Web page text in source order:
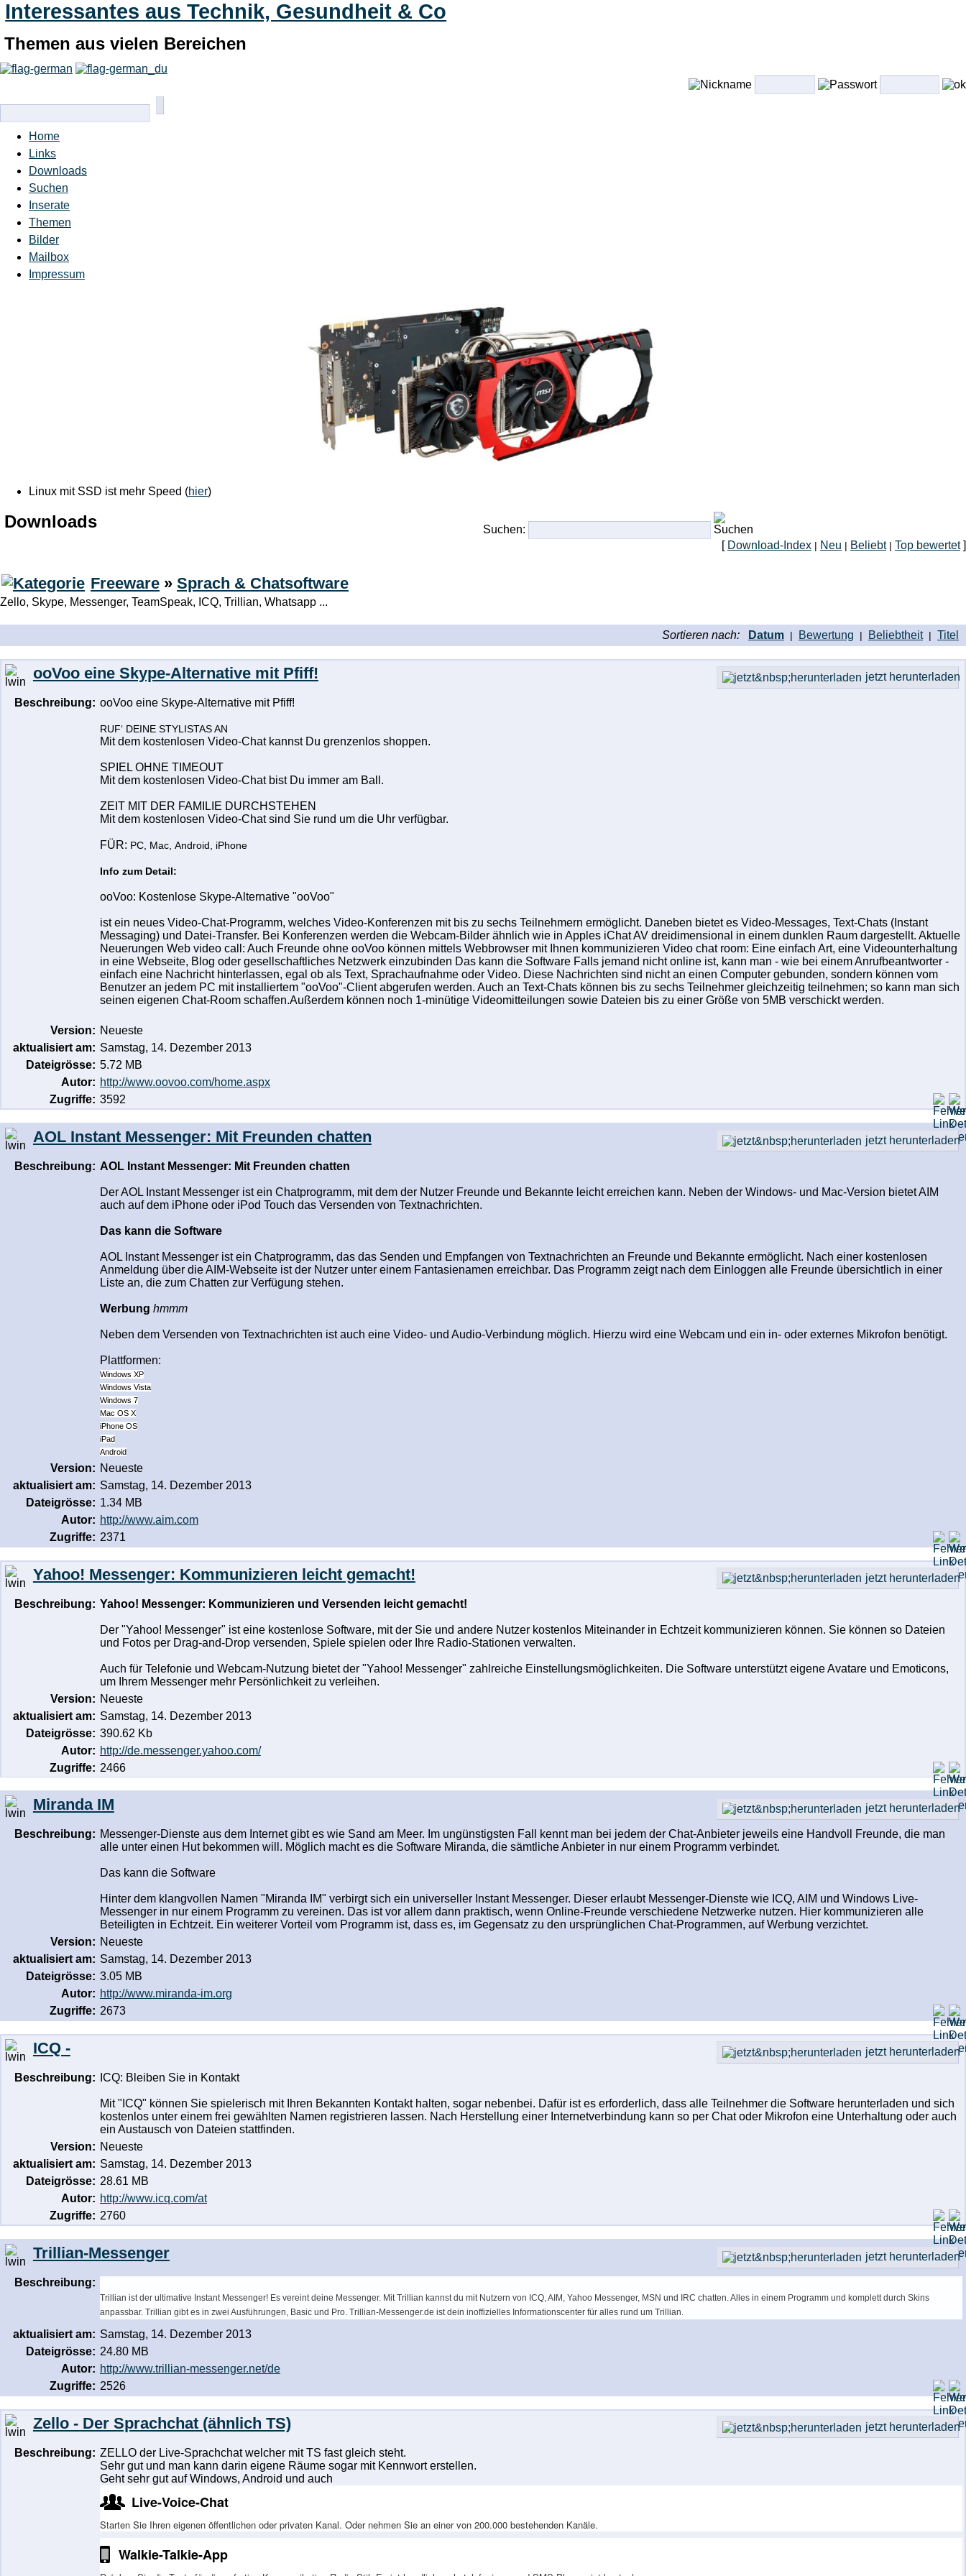
Interessantes aus Technik, Gesundheit & Co
Themen aus vielen Bereichen
Home
Links
Downloads
Suchen
Inserate
Themen
Bilder
Mailbox
Impressum
Linux mit SSD ist mehr Speed (hier)
Downloads
Suchen:
[ Download-Index Neu Beliebt Top bewertet]
Freeware » Sprach & Chatsoftware
Zello, Skype, Messenger, TeamSpeak, ICQ, Trillian, Whatsapp ...
Sortieren nach: Datum Bewertung Beliebtheit Titel
ooVoo eine Skype-Alternative mit Pfiff! jetzt herunterladen
Beschreibung: ooVoo eine Skype-Alternative mit Pfiff!
RUF‘ DEINE STYLISTAS AN
Mit dem kostenlosen Video-Chat kannst Du grenzenlos shoppen.
SPIEL OHNE TIMEOUT
Mit dem kostenlosen Video-Chat bist Du immer am Ball.
ZEIT MIT DER FAMILIE DURCHSTEHEN
Mit dem kostenlosen Video-Chat sind Sie rund um die Uhr verfügbar.
FÜR: PC, Mac, Android, iPhone
Info zum Detail:
ooVoo: Kostenlose Skype-Alternative "ooVoo"
ist ein neues Video-Chat-Programm, welches Video-Konferenzen mit bis zu sechs Teilnehmern ermöglicht. Daneben bietet es Video-Messages, Text-Chats (Instant
Messaging) und Datei-Transfer. Bei Konferenzen werden die Webcam-Bilder ähnlich wie in Apples iChat AV dreidimensional in einem dunklen Raum dargestellt. Aktuelle
Neuerungen Web video call: Auch Freunde ohne ooVoo können mittels Webbrowser mit Ihnen kommunizieren Video chat room: Eine einfach Art, eine Videounterhaltung
in eine Webseite, Blog oder gesellschaftliches Netzwerk einzubinden Das kann die Software Falls jemand nicht online ist, kann man - wie bei einem Anrufbeantworter -
einfach eine Nachricht hinterlassen, egal ob als Text, Sprachaufnahme oder Video. Diese Nachrichten sind nicht an einen Computer gebunden, sondern können vom
Benutzer an jedem PC mit installiertem "ooVoo"-Client abgerufen werden. Auch an Text-Chats können bis zu sechs Teilnehmer gleichzeitig teilnehmen; so kann man sich
seinen eigenen Chat-Room schaffen.Außerdem können noch 1-minütige Videomitteilungen sowie Dateien bis zu einer Größe von 5MB verschickt werden.
Version: Neueste
aktualisiert am: Samstag, 14. Dezember 2013
Dateigrösse: 5.72 MB
Autor: http://www.oovoo.com/home.aspx
Zugriffe: 3592
AOL Instant Messenger: Mit Freunden chatten jetzt herunterladen
Beschreibung: AOL Instant Messenger: Mit Freunden chatten
Der AOL Instant Messenger ist ein Chatprogramm, mit dem der Nutzer Freunde und Bekannte leicht erreichen kann. Neben der Windows- und Mac-Version bietet AIM
auch auf dem iPhone oder iPod Touch das Versenden von Textnachrichten.
Das kann die Software
AOL Instant Messenger ist ein Chatprogramm, das das Senden und Empfangen von Textnachrichten an Freunde und Bekannte ermöglicht. Nach einer kostenlosen
Anmeldung über die AIM-Webseite ist der Nutzer unter einem Fantasienamen erreichbar. Das Programm zeigt nach dem Einloggen alle Freunde übersichtlich in einer
Liste an, die zum Chatten zur Verfügung stehen.
Werbung hmmm
Neben dem Versenden von Textnachrichten ist auch eine Video- und Audio-Verbindung möglich. Hierzu wird eine Webcam und ein in- oder externes Mikrofon benötigt.
Plattformen:
Windows XP
Windows Vista
Windows 7
Mac OS X
iPhone OS
iPad
Android
Version: Neueste
aktualisiert am: Samstag, 14. Dezember 2013
Dateigrösse: 1.34 MB
Autor: http://www.aim.com
Zugriffe: 2371
Yahoo! Messenger: Kommunizieren leicht gemacht! jetzt herunterladen
Beschreibung: Yahoo! Messenger: Kommunizieren und Versenden leicht gemacht!
Der "Yahoo! Messenger" ist eine kostenlose Software, mit der Sie und andere Nutzer kostenlos Miteinander in Echtzeit kommunizieren können. Sie können so Dateien
und Fotos per Drag-and-Drop versenden, Spiele spielen oder Ihre Radio-Stationen verwalten.
Auch für Telefonie und Webcam-Nutzung bietet der "Yahoo! Messenger" zahlreiche Einstellungsmöglichkeiten. Die Software unterstützt eigene Avatare und Emoticons,
um Ihrem Messenger mehr Persönlichkeit zu verleihen.
Version: Neueste
aktualisiert am: Samstag, 14. Dezember 2013
Dateigrösse: 390.62 Kb
Autor: http://de.messenger.yahoo.com/
Zugriffe: 2466
Miranda IM jetzt herunterladen
Beschreibung: Messenger-Dienste aus dem Internet gibt es wie Sand am Meer. Im ungünstigsten Fall kennt man bei jedem der Chat-Anbieter jeweils eine Handvoll Freunde, die man
alle unter einen Hut bekommen will. Möglich macht es die Software Miranda, die sämtliche Anbieter in nur einem Programm verbindet.
Das kann die Software
Hinter dem klangvollen Namen "Miranda IM" verbirgt sich ein universeller Instant Messenger. Dieser erlaubt Messenger-Dienste wie ICQ, AIM und Windows Live-
Messenger in nur einem Programm zu vereinen. Das ist vor allem dann praktisch, wenn Online-Freunde verschiedene Netzwerke nutzen. Hier kommunizieren alle
Beteiligten in Echtzeit. Ein weiterer Vorteil vom Programm ist, dass es, im Gegensatz zu den ursprünglichen Chat-Programmen, auf Werbung verzichtet.
Version: Neueste
aktualisiert am: Samstag, 14. Dezember 2013
Dateigrösse: 3.05 MB
Autor: http://www.miranda-im.org
Zugriffe: 2673
ICQ - jetzt herunterladen
Beschreibung: ICQ: Bleiben Sie in Kontakt
Mit "ICQ" können Sie spielerisch mit Ihren Bekannten Kontakt halten, sogar nebenbei. Dafür ist es erforderlich, dass alle Teilnehmer die Software herunterladen und sich
kostenlos unter einem frei gewählten Namen registrieren lassen. Nach Herstellung einer Internetverbindung kann so per Chat oder Mikrofon eine Unterhaltung oder auch
ein Austausch von Dateien stattfinden.
Version: Neueste
aktualisiert am: Samstag, 14. Dezember 2013
Dateigrösse: 28.61 MB
Autor: http://www.icq.com/at
Zugriffe: 2760
Trillian-Messenger jetzt herunterladen
Beschreibung:
Trillian ist der ultimative Instant Messenger! Es vereint deine Messenger. Mit Trillian kannst du mit Nutzern von ICQ, AIM, Yahoo Messenger, MSN und IRC chatten. Alles in einem Programm und komplett durch Skins
anpassbar. Trillian gibt es in zwei Ausführungen, Basic und Pro. Trillian-Messenger.de ist dein inoffizielles Informationscenter für alles rund um Trillian.
aktualisiert am: Samstag, 14. Dezember 2013
Dateigrösse: 24.80 MB
Autor: http://www.trillian-messenger.net/de
Zugriffe: 2526
Zello - Der Sprachchat (ähnlich TS) jetzt herunterladen
Beschreibung: ZELLO der Live-Sprachchat welcher mit TS fast gleich steht.
Sehr gut und man kann darin eigene Räume sogar mit Kennwort erstellen.
Geht sehr gut auf Windows, Android und auch
Live-Voice-Chat
Starten Sie Ihren eigenen öffentlichen oder privaten Kanal. Oder nehmen Sie an einer von 200.000 bestehenden Kanäle.
Walkie-Talkie-App